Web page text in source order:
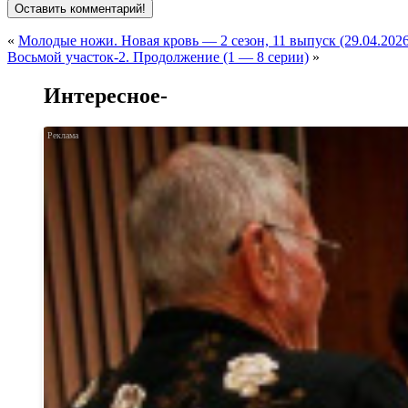
« Молодые ножи. Новая кровь — 2 сезон, 11 выпуск
Восьмой участок-2. Продолжение (1 — 8 серии) »
Интересное-